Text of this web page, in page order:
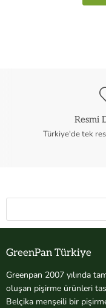
Resmi
Türkiye'de tek
GreenPan Türkiye
Greenpan 2007 yılında
oluşan pişirme ürünleri
Belçika menşeili bir pişirme